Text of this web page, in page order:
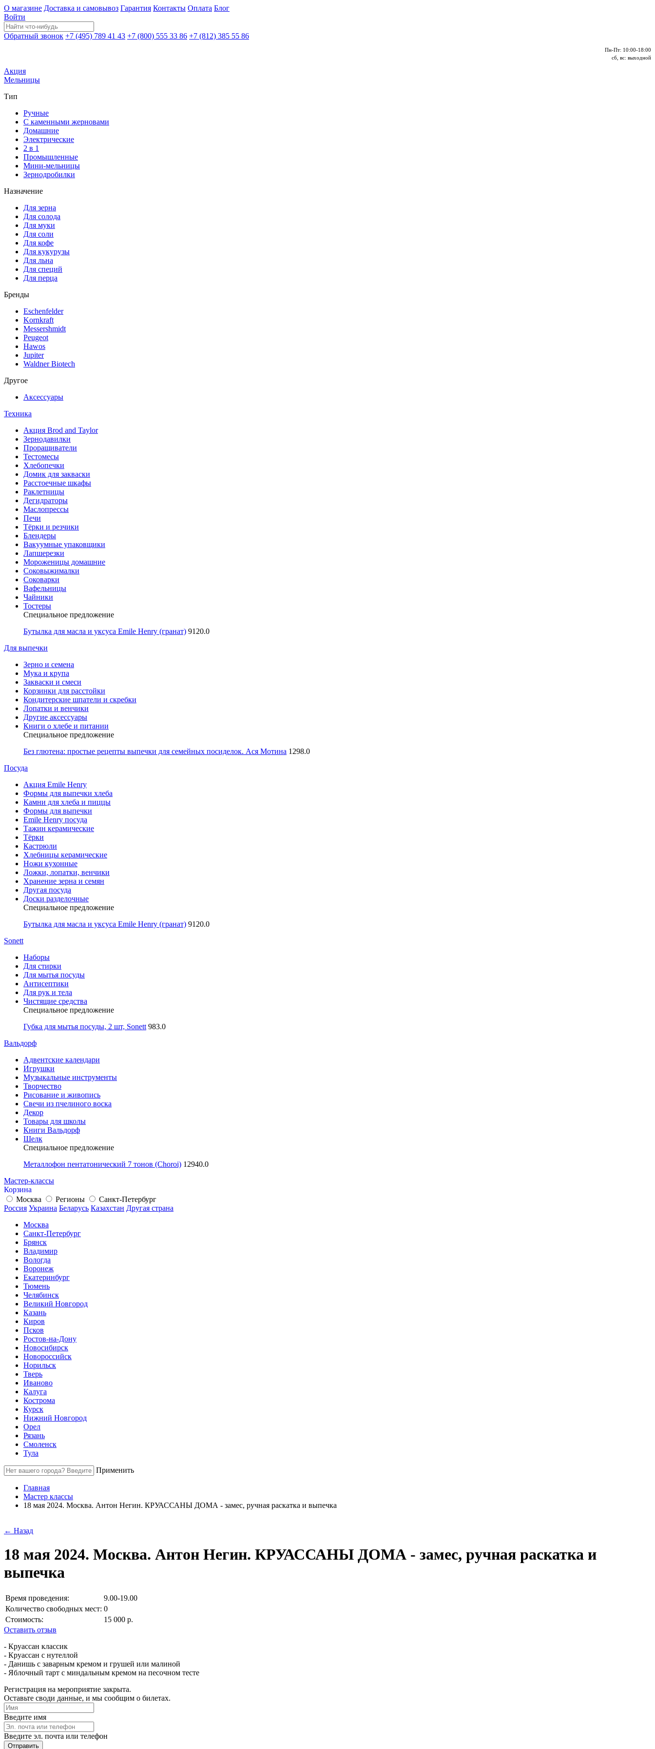
О магазине Доставка и самовывоз Гарантия Контакты Оплата Блог
Войти
Обратный звонок +7 (495) 789 41 43 +7 (800) 555 33 86 +7 (812) 385 55 86
Пн-Пт: 10:00-18:00
сб, вс: выходной
Акция
Мельницы
Тип
Ручные
С каменными жерновами
Домашние
Электрические
2 в 1
Промышленные
Мини-мельницы
Зернодробилки
Назначение
Для зерна
Для солода
Для муки
Для соли
Для кофе
Для кукурузы
Для льна
Для специй
Для перца
Бренды
Eschenfelder
Kornkraft
Messershmidt
Peugeot
Hawos
Jupiter
Waldner Biotech
Другое
Аксессуары
Техника
Акция Brod and Taylor
Зернодавилки
Проращиватели
Тестомесы
Хлебопечки
Домик для закваски
Расстоечные шкафы
Раклетницы
Дегидраторы
Маслопрессы
Печи
Тёрки и резчики
Блендеры
Вакуумные упаковщики
Лапшерезки
Мороженицы домашние
Соковыжималки
Соковарки
Вафельницы
Чайники
Тостеры
Специальное предложение
Бутылка для масла и уксуса Emile Henry (гранат) 9120.0
Для выпечки
Зерно и семена
Мука и крупа
Закваски и смеси
Корзинки для расстойки
Кондитерские шпатели и скребки
Лопатки и венчики
Другие аксессуары
Книги о хлебе и питании
Специальное предложение
Без глютена: простые рецепты выпечки для семейных посиделок. Ася Мотина 1298.0
Посуда
Акция Emile Henry
Формы для выпечки хлеба
Камни для хлеба и пиццы
Формы для выпечки
Emile Henry посуда
Тажин керамические
Тёрки
Кастрюли
Хлебницы керамические
Ножи кухонные
Ложки, лопатки, венчики
Хранение зерна и семян
Другая посуда
Доски разделочные
Специальное предложение
Бутылка для масла и уксуса Emile Henry (гранат) 9120.0
Sonett
Наборы
Для стирки
Для мытья посуды
Антисептики
Для рук и тела
Чистящие средства
Специальное предложение
Губка для мытья посуды, 2 шт, Sonett 983.0
Вальдорф
Адвентские календари
Игрушки
Музыкальные инструменты
Творчество
Рисование и живопись
Свечи из пчелиного воска
Декор
Товары для школы
Книги Вальдорф
Шелк
Специальное предложение
Металлофон пентатонический 7 тонов (Choroi) 12940.0
Мастер-классы
Корзина
Москва
Регионы
Санкт-Петербург
Россия Украина Беларусь Казахстан Другая страна
Москва
Санкт-Петербург
Брянск
Владимир
Вологда
Воронеж
Екатеринбург
Тюмень
Челябинск
Великий Новгород
Казань
Киров
Псков
Ростов-на-Дону
Новосибирск
Новороссийск
Норильск
Тверь
Иваново
Калуга
Кострома
Курск
Нижний Новгород
Орел
Рязань
Смоленск
Тула
Применить
Главная
Мастер классы
18 мая 2024. Москва. Антон Негин. КРУАССАНЫ ДОМА - замес, ручная раскатка и выпечка
← Назад
18 мая 2024. Москва. Антон Негин. КРУАССАНЫ ДОМА - замес, ручная раскатка и
выпечка
Время проведения:
9.00-19.00
Количество свободных мест: 0
Стоимость:
15 000 р.
Оставить отзыв
- Круассан классик
- Круассан с нутеллой
- Данишь с заварным кремом и грушей или малиной
- Яблочный тарт с миндальным кремом на песочном тесте
Регистрация на мероприятие закрыта.
Оставьте своди данные, и мы сообщим о билетах.
Введите имя
Введите эл. почта или телефон
Отправить